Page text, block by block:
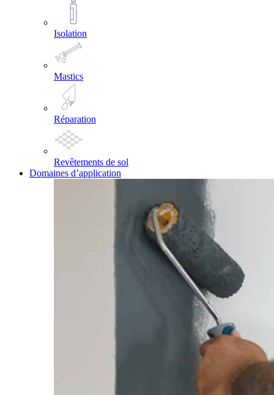
Isolation
Mastics
Réparation
Revêtements de sol
Domaines d’application